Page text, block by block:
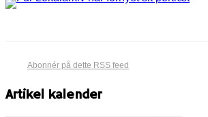
Abonnér på dette RSS feed
Artikel kalender